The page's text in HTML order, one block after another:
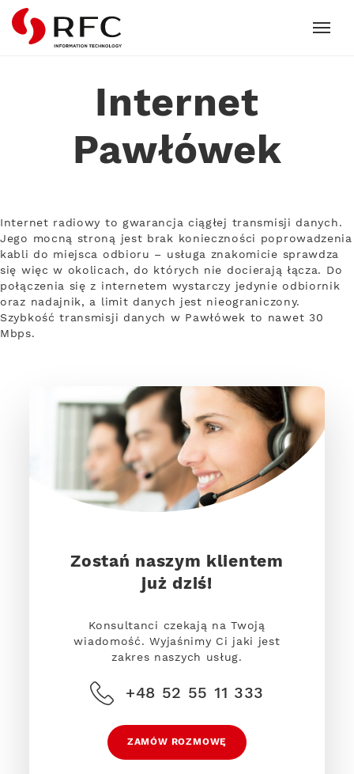
RFC
Internet
Pawłówek
Internet radiowy to gwarancja ciągłej transmisji danych.
Jego mocną stroną jest brak konieczności poprowadzenia
kabli do miejsca odbioru – usługa znakomicie sprawdza
się więc w okolicach, do których nie docierają łącza. Do
połączenia się z internetem wystarczy jedynie odbiornik
oraz nadajnik, a limit danych jest nieograniczony.
Szybkość transmisji danych w Pawłówek to nawet 30
Mbps.
Zostań naszym klientem
już dziś!
Konsultanci czekają na Twoją
wiadomość. Wyjaśnimy Ci jaki jest
zakres naszych usług.
+48 52 55 11 333
ZAMÓW ROZMOWĘ